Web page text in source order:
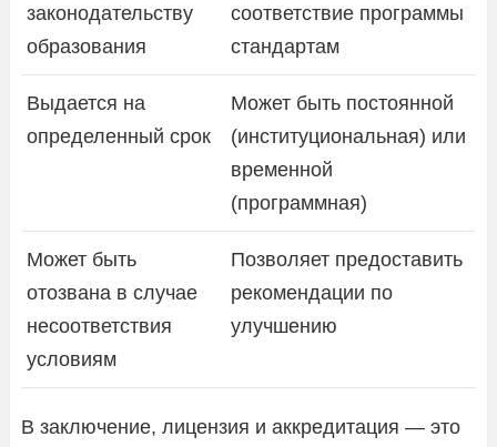
законодательству
образования
соответствие программы
стандартам
Выдается на
определенный срок
Может быть постоянной
(институциональная) или
временной
(программная)
Может быть
отозвана в случае
несоответствия
условиям
Позволяет предоставить
рекомендации по
улучшению
В заключение, лицензия и аккредитация — это